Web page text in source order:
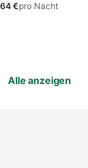
64 €pro Nacht
Alle anzeigen